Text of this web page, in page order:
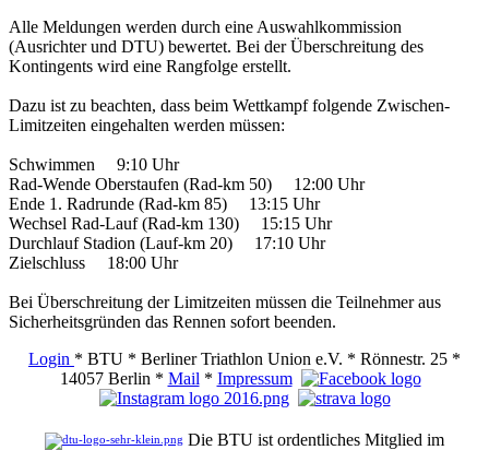
Alle Meldungen werden durch eine Auswahlkommission
(Ausrichter und DTU) bewertet. Bei der Überschreitung des
Kontingents wird eine Rangfolge erstellt.
Dazu ist zu beachten, dass beim Wettkampf folgende Zwischen-
Limitzeiten eingehalten werden müssen:
Schwimmen 9:10 Uhr
Rad-Wende Oberstaufen (Rad-km 50) 12:00 Uhr
Ende 1. Radrunde (Rad-km 85) 13:15 Uhr
Wechsel Rad-Lauf (Rad-km 130) 15:15 Uhr
Durchlauf Stadion (Lauf-km 20) 17:10 Uhr
Zielschluss 18:00 Uhr
Bei Überschreitung der Limitzeiten müssen die Teilnehmer aus
Sicherheitsgründen das Rennen sofort beenden.
Login * BTU * Berliner Triathlon Union e.V. * Rönnestr. 25 *
14057 Berlin * Mail * Impressum
Die BTU ist ordentliches Mitglied im